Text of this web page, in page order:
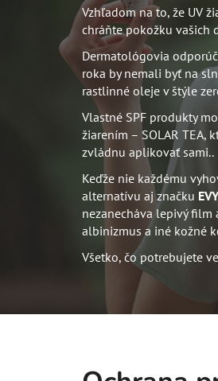
Vzhľadom na to, že UV
chráňte pokožku vašich
Dermatológovia
roka by nemali byť na
rastlinné oleje v štýle
Vlastné SPF produkty
žiarením – SOLAR TEA,
zvládnu aplikovať sami..
Keďže nie každému
alternatívu aj značku
nezanecháva lepivý
albinizmus a iné kožné
Všetko, čo potrebujete